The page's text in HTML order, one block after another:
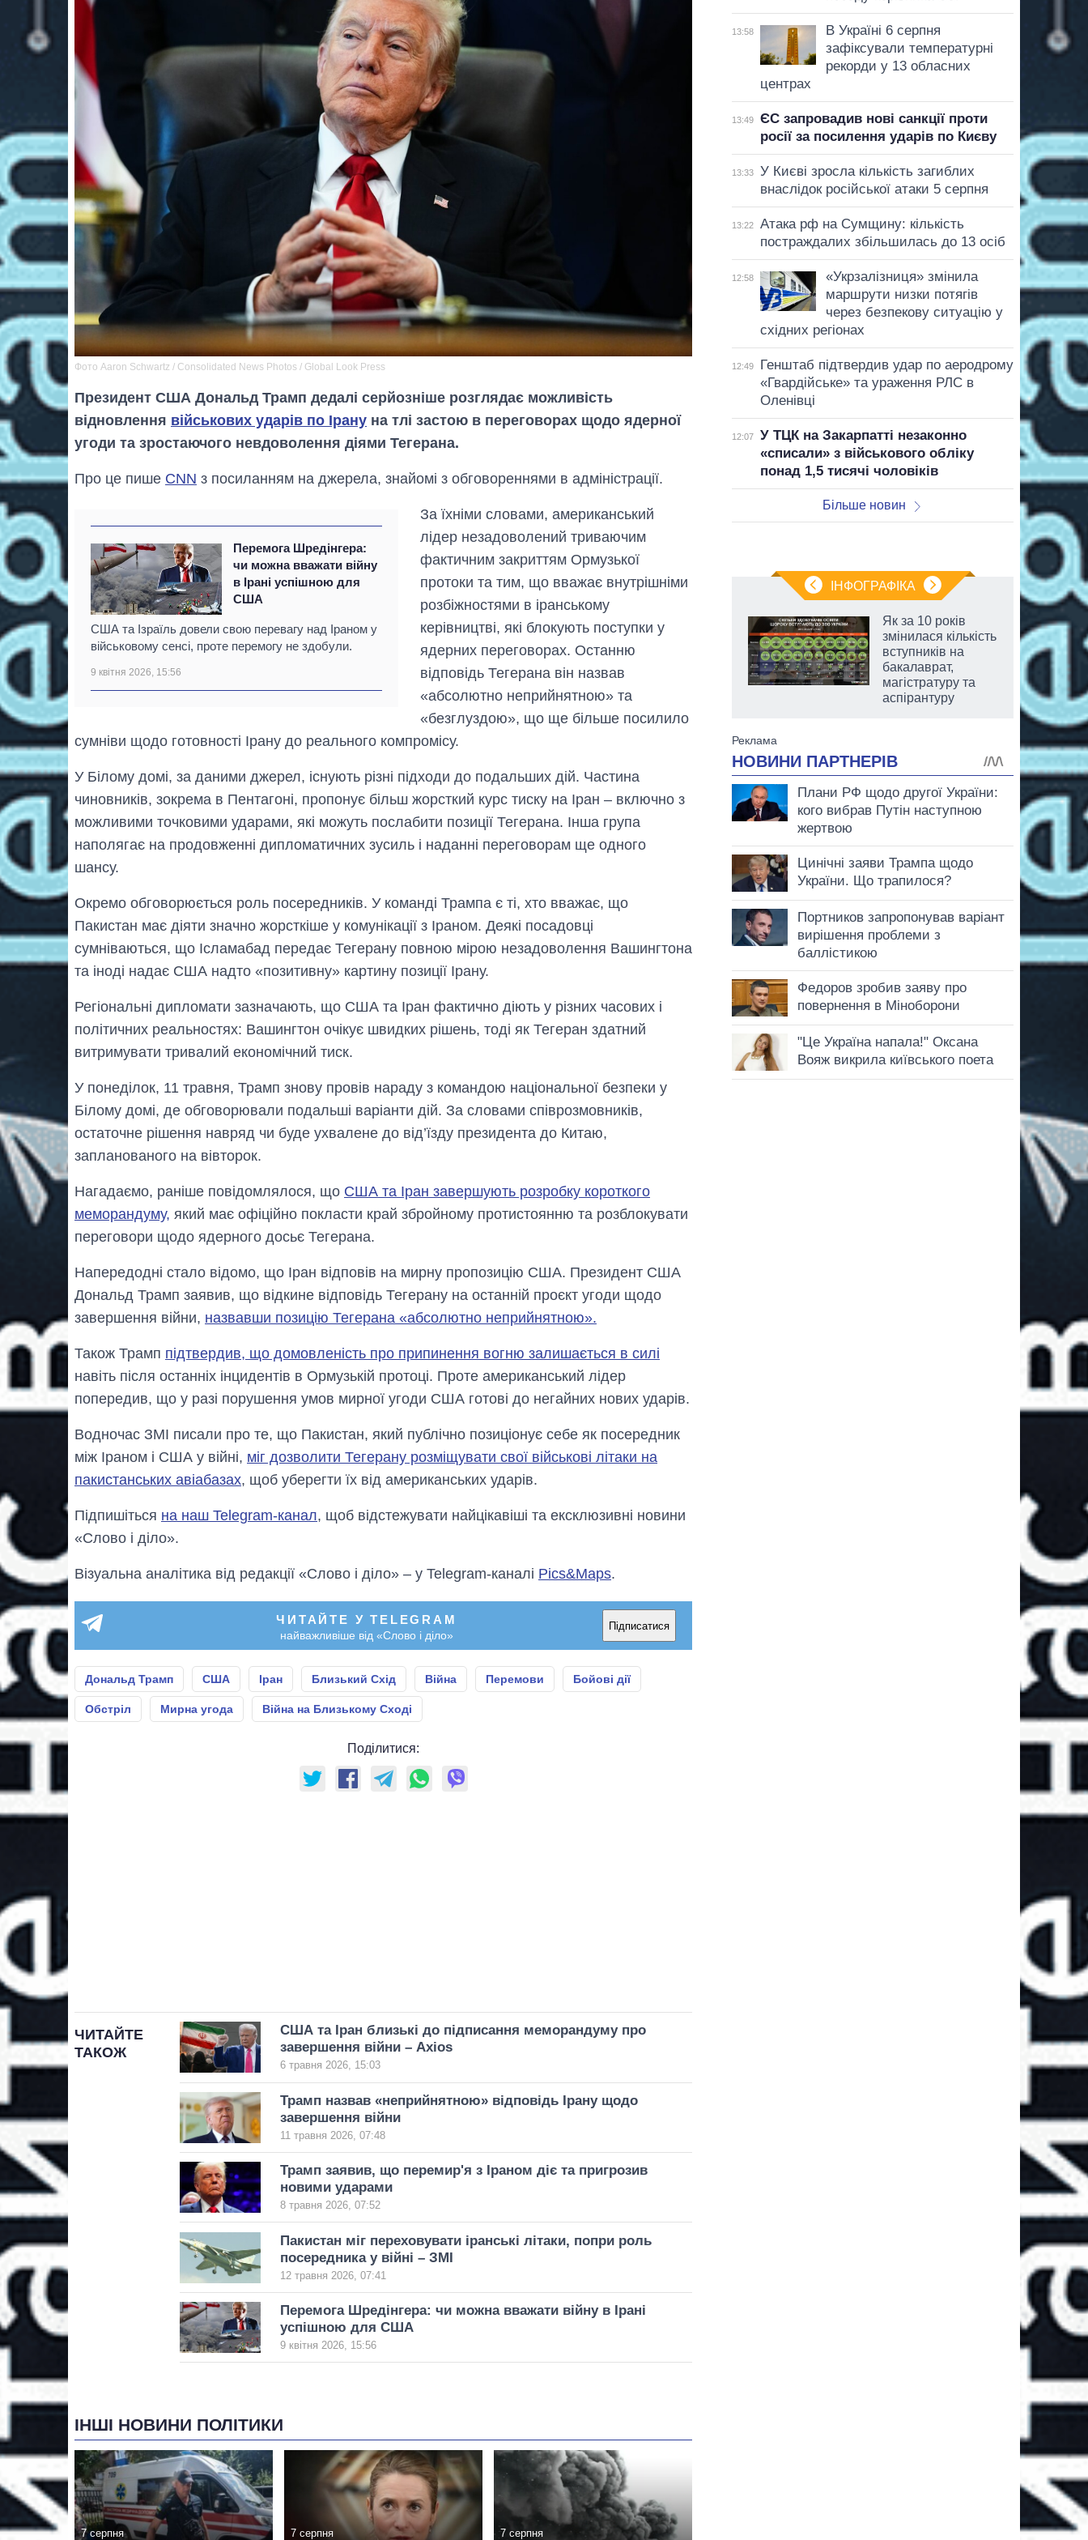
Фото Aaron Schwartz / Consolidated News Photos / Global Look Press
Президент США Дональд Трамп дедалі серйозніше розглядає можливість
відновлення військових ударів по Ірану на тлі застою в переговорах щодо ядерної
угоди та зростаючого невдоволення діями Тегерана.
Про це пише CNN з посиланням на джерела, знайомі з обговореннями в адміністрації.
Перемога Шредінгера:
чи можна вважати війну
в Ірані успішною для
США
США та Ізраїль довели свою перевагу над Іраном у
військовому сенсі, проте перемогу не здобули.
9 квітня 2026, 15:56
За їхніми словами, американський
лідер незадоволений триваючим
фактичним закриттям Ормузької
протоки та тим, що вважає внутрішніми
розбіжностями в іранському
керівництві, які блокують поступки у
ядерних переговорах. Останню
відповідь Тегерана він назвав
«абсолютно неприйнятною» та
«безглуздою», що ще більше посилило
сумніви щодо готовності Ірану до реального компромісу.
У Білому домі, за даними джерел, існують різні підходи до подальших дій. Частина
чиновників, зокрема в Пентагоні, пропонує більш жорсткий курс тиску на Іран – включно з
можливими точковими ударами, які можуть послабити позиції Тегерана. Інша група
наполягає на продовженні дипломатичних зусиль і наданні переговорам ще одного
шансу.
Окремо обговорюється роль посередників. У команді Трампа є ті, хто вважає, що
Пакистан має діяти значно жорсткіше у комунікації з Іраном. Деякі посадовці
сумніваються, що Ісламабад передає Тегерану повною мірою незадоволення Вашингтона
та іноді надає США надто «позитивну» картину позиції Ірану.
Регіональні дипломати зазначають, що США та Іран фактично діють у різних часових і
політичних реальностях: Вашингтон очікує швидких рішень, тоді як Тегеран здатний
витримувати тривалий економічний тиск.
У понеділок, 11 травня, Трамп знову провів нараду з командою національної безпеки у
Білому домі, де обговорювали подальші варіанти дій. За словами співрозмовників,
остаточне рішення навряд чи буде ухвалене до від’їзду президента до Китаю,
запланованого на вівторок.
Нагадаємо, раніше повідомлялося, що США та Іран завершують розробку короткого
меморандуму, який має офіційно покласти край збройному протистоянню та розблокувати
переговори щодо ядерного досьє Тегерана.
Напередодні стало відомо, що Іран відповів на мирну пропозицію США. Президент США
Дональд Трамп заявив, що відкине відповідь Тегерану на останній проєкт угоди щодо
завершення війни, назвавши позицію Тегерана «абсолютно неприйнятною».
Також Трамп підтвердив, що домовленість про припинення вогню залишається в силі
навіть після останніх інцидентів в Ормузькій протоці. Проте американський лідер
попередив, що у разі порушення умов мирної угоди США готові до негайних нових ударів.
Водночас ЗМІ писали про те, що Пакистан, який публічно позиціонує себе як посередник
між Іраном і США у війні, міг дозволити Тегерану розміщувати свої військові літаки на
пакистанських авіабазах, щоб уберегти їх від американських ударів.
Підпишіться на наш Telegram-канал, щоб відстежувати найцікавіші та ексклюзивні новини
«Слово і діло».
Візуальна аналітика від редакції «Слово і діло» – у Telegram-каналі Pics&Maps.
ЧИТАЙТЕ У TELEGRAM
найважливіше від «Слово і діло»
Підписатися
Дональд Трамп США Іран Близький Схід Війна Перемови Бойові дії
Обстріл Мирна угода Війна на Близькому Сході
Поділитися:
ЧИТАЙТЕ
ТАКОЖ
США та Іран близькі до підписання меморандуму про
завершення війни – Axios
6 травня 2026, 15:03
Трамп назвав «неприйнятною» відповідь Ірану щодо
завершення війни
11 травня 2026, 07:48
Трамп заявив, що перемир'я з Іраном діє та пригрозив
новими ударами
8 травня 2026, 07:52
Пакистан міг переховувати іранські літаки, попри роль
посередника у війні – ЗМІ
12 травня 2026, 07:41
Перемога Шредінгера: чи можна вважати війну в Ірані
успішною для США
9 квітня 2026, 15:56
ІНШІ НОВИНИ ПОЛІТИКИ
7 серпня 7 серпня 7 серпня
13:58
В Україні 6 серпня
зафіксували температурні
рекорди у 13 обласних
центрах
13:49
ЄС запровадив нові санкції проти
росії за посилення ударів по Києву
13:33
У Києві зросла кількість загиблих
внаслідок російської атаки 5 серпня
13:22
Атака рф на Сумщину: кількість
постраждалих збільшилась до 13 осіб
12:58
«Укрзалізниця» змінила
маршрути низки потягів
через безпекову ситуацію у
східних регіонах
12:49
Генштаб підтвердив удар по аеродрому
«Гвардійське» та ураження РЛС в
Оленівці
12:07
У ТЦК на Закарпатті незаконно
«списали» з військового обліку
понад 1,5 тисячі чоловіків
Більше новин
ІНФОГРАФІКА
бюджет
Міністерства
оборони за 13
років війни з
росією
Як за 10 років
змінилася кількість
вступників на
бакалаврат,
магістратуру та
аспірантуру